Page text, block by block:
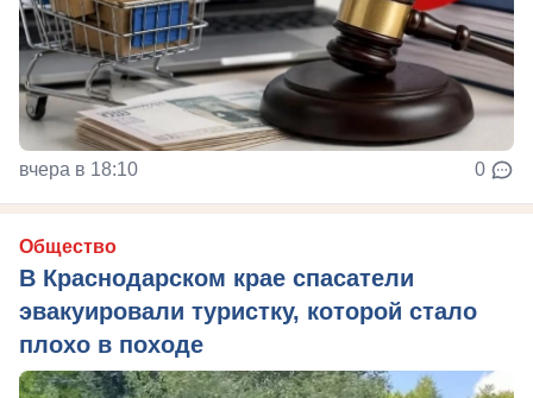
вчера в 18:10 0
Общество
В Краснодарском крае спасатели
эвакуировали туристку, которой стало
плохо в походе